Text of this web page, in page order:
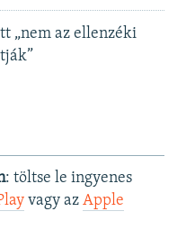
„nem az ellenzéki
: töltse le ingyenes
vagy az Apple